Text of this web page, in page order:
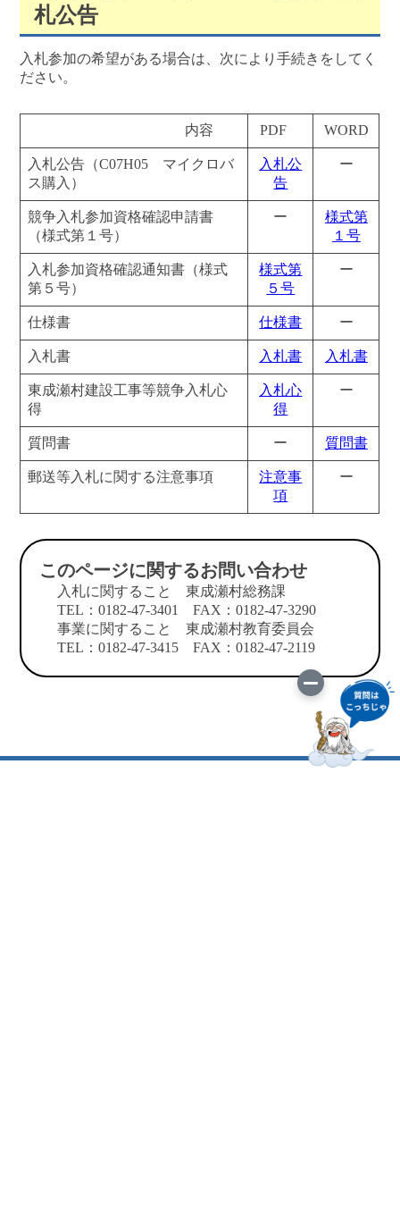
札公告
入札参加の希望がある場合は、次により手続きをしてく
ださい。
内容 PDF WORD
入札公告（C07H05 マイクロバ
ス購入）
入札公
告
ー
競争入札参加資格確認申請書
（様式第１号）
ー
様式第
１号
入札参加資格確認通知書（様式
第５号）
様式第
５号
ー
仕様書 仕様書 ー
入札書 入札書 入札書
東成瀬村建設工事等競争入札心
得
入札心
得
ー
質問書 ー 質問書
郵送等入札に関する注意事項
注意事
項
ー
このページに関するお問い合わせ
入札に関すること 東成瀬村総務課
TEL：0182-47-3401 FAX：0182-47-3290
事業に関すること 東成瀬村教育委員会
TEL：0182-47-3415 FAX：0182-47-2119